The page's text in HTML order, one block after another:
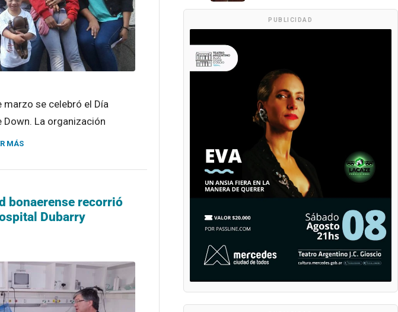
se celebró el Día
La organización
MÁS
bonaerense recorrió
Dubarry
PUBLICIDAD